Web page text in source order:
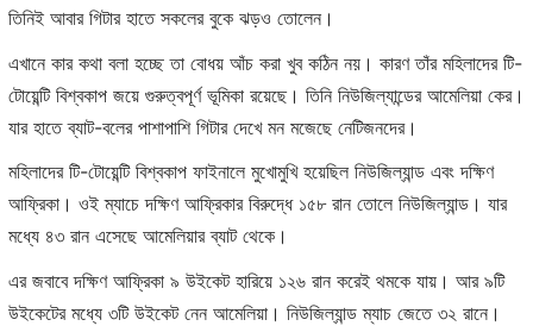
তিনিই আবার গিটার হাতে সকলের বুকে ঝড়ও তোলেন।
এখানে কার কথা বলা হচ্ছে তা বোধয় আঁচ করা খুব কঠিন নয়। কারণ তাঁর মহিলাদের টি-
টোয়েন্টি বিশ্বকাপ জয়ে গুরুত্বপূর্ণ ভূমিকা রয়েছে। তিনি নিউজিল্যান্ডের আমেলিয়া কের।
যার হাতে ব্যাট-বলের পাশাপাশি গিটার দেখে মন মজেছে নেটিজনদের।
মহিলাদের টি-টোয়েন্টি বিশ্বকাপ ফাইনালে মুখোমুখি হয়েছিল নিউজিল্যান্ড এবং দক্ষিণ
আফ্রিকা। ওই ম্যাচে দক্ষিণ আফ্রিকার বিরুদ্ধে ১৫৮ রান তোলে নিউজিল্যান্ড। যার
মধ্যে ৪৩ রান এসেছে আমেলিয়ার ব্যাট থেকে।
এর জবাবে দক্ষিণ আফ্রিকা ৯ উইকেট হারিয়ে ১২৬ রান করেই থমকে যায়। আর ৯টি
উইকেটের মধ্যে ৩টি উইকেট নেন আমেলিয়া। নিউজিল্যান্ড ম্যাচ জেতে ৩২ রানে।